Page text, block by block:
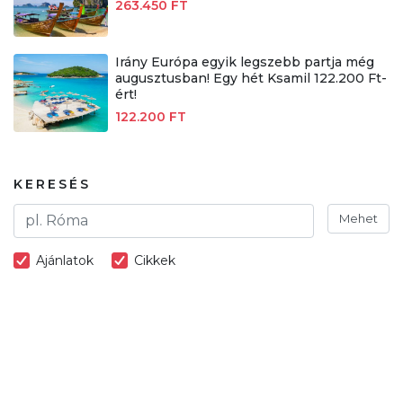
263.450 FT
Irány Európa egyik legszebb partja még
augusztusban! Egy hét Ksamil 122.200 Ft-
ért!
122.200 FT
KERESÉS
Mehet
Ajánlatok Cikkek